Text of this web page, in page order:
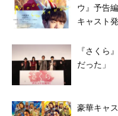
ウ』予告
キャスト
『さくら
だった」
豪華キャ